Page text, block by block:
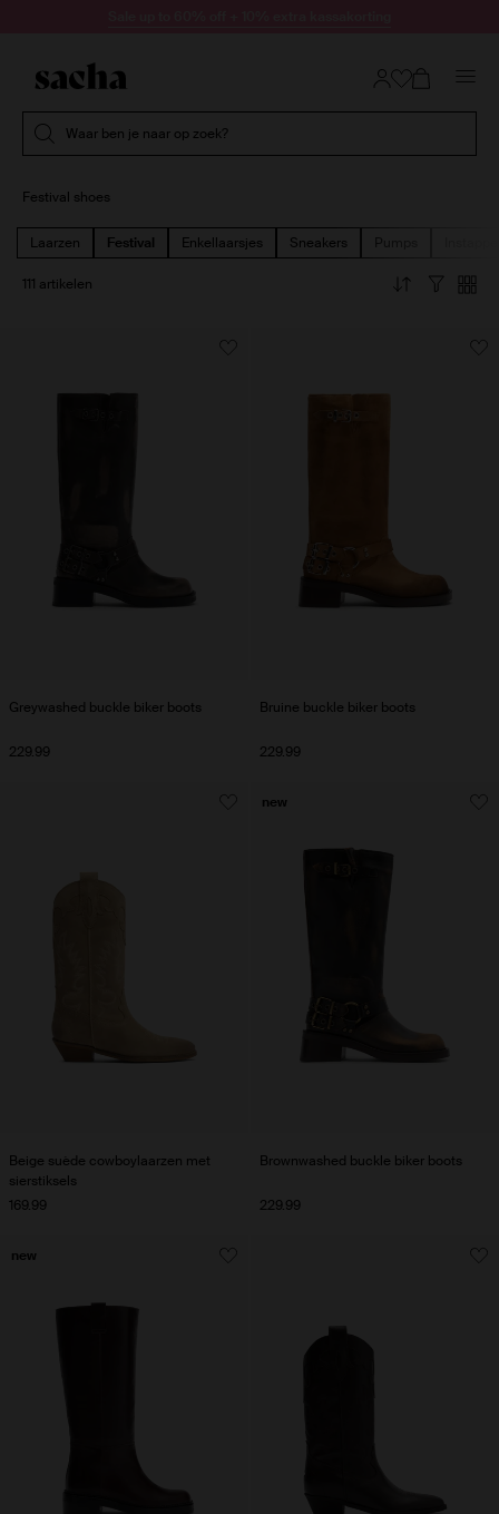
Waar ben je naar op zoek?
Festival shoes
Laarzen Festival Enkellaarsjes Sneakers Pumps
111 artikelen
Greywashed buckle biker boots
229.99
Bruine buckle biker boots
229.99
Beige suède cowboylaarzen met
sierstiksels
169.99
Brownwashed buckle biker boots
229.99
new
new